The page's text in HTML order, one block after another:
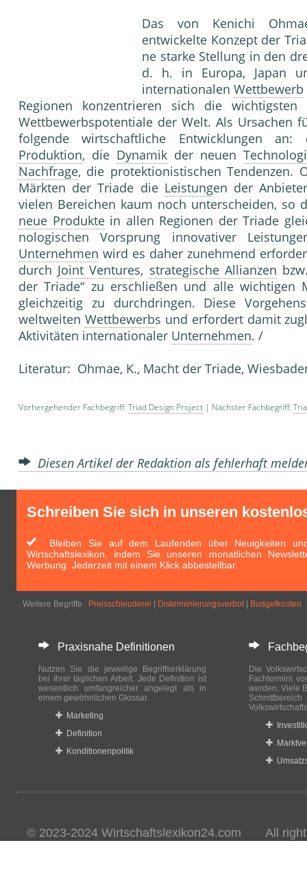
Das von Kenichi
entwickelte Konzept der
ne starke Stellung in den
d. h. in Europa, Japan
internationalenWettbewerb
Regionen kon­zentrieren sich die wichtigsten
Wettbewerbspo­tentiale der Welt. Als Ursachen
folgende wirtschaftliche Ent­wicklungen
Produktion, die Dynamik der neuen
Nachfrage, die protektionistischen Tendenzen.
Märkten der Triade die Leistungen der
vielen Bereichen kaum noch unterscheiden, so
neue Produktein allen Regionen der Triade
nologischen Vorsprung innovativer
Unternehmen wird es daher zunehmend
durch Joint Ventures, strategische Allianzen
der Tria­de“ zu erschließen und alle
gleichzeitig zu durchdringen. Diese
weltweiten Wettbewerbs und erfordert damit
Aktivi­täten internationaler Unternehmen. /
Literatur: Ohmae, K., Macht der Triade,
Vorhergehender Fachbegriff: Triad Design Project | Nächster Fachbegriff:
Diesen Artikel der Redaktion als fehlerhaft
Schreiben Sie sich in unseren
Bleiben Sie auf dem Laufenden über Neuigkeiten
Wirtschaftslexikon, indem Sie unseren monatlichen
Werbung. Jederzeit mit einem Klick abbestellbar.
Weitere Begriffe : Preisschleuderei Diskriminierungsverbot| Budgetkosten
Praxisnahe Definitionen
Nutzen Sie die jeweilige Begriffserklärung
bei Ihrer täglichen Arbeit. Jede Definition ist
wesentlich umfangreicher angelegt als in
einem gewöhnlichen Glossar.
Marketing
Definition
Konditionenpolitik
Die
Fachtermini
werden. Viele
© 2023-2024 Wirtschaftslexikon24.com All